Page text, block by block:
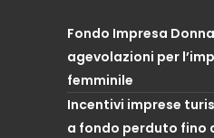
Fondo Impresa
agevolazioni per
femminile
Incentivi imprese
a fondo perduto fino